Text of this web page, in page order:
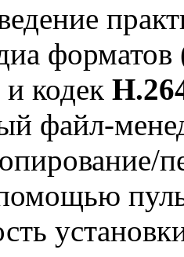
форматов
кодек
файл-